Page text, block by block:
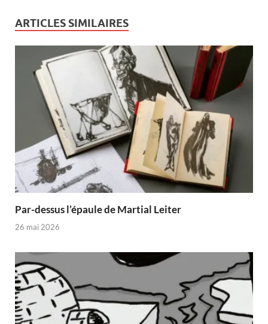
ARTICLES SIMILAIRES
Par-dessus l’épaule de Martial Leiter
26 mai 2026